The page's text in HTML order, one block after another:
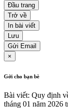
Đầu trang
Trở về
In bài viết
Lưu
Gửi Email
×
Gởi cho bạn bè
Bài viết: Quy định
tháng 01 năm 2026